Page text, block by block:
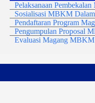
Pelaksanaan
Sosialisasi MBKM
Pendaftaran Program
Pengumpulan Proposal
Evaluasi Magang